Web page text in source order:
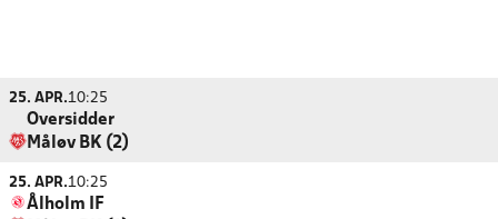
25. APR.10:25
Oversidder
Måløv BK (2)
25. APR.10:25
Ålholm IF